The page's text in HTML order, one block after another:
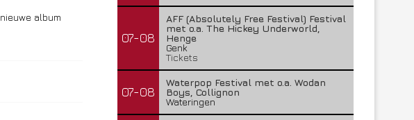
album
07-08
AFF (Absolutely Free Festival) Festival
met o.a. The Hickey Underworld,
Henge
Genk
Tickets
07-08
Waterpop Festival met o.a. Wodan
Boys, Collignon
Wateringen